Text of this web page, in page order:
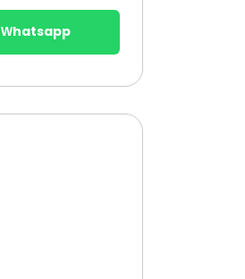
Whatsapp